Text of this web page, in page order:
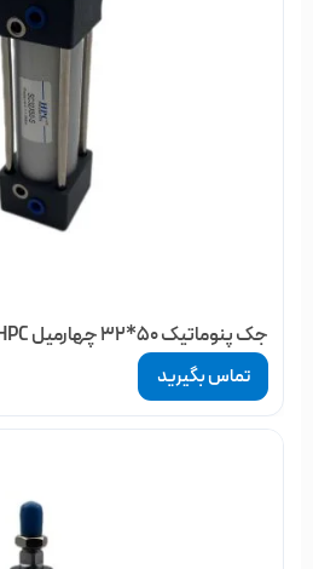
جک پنوماتیک 50*32 چهارمیل HPC
تماس بگیرید